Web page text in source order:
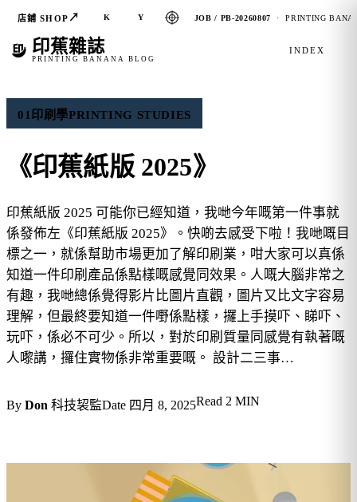
店鋪 SHOP ↗ K Y JOB / PB-20260807 · PRINTING
印蕉雜誌
PRINTING BANANA BLOG
INDEX
01 印刷學PRINTING STUDIES
《印蕉紙版 2025》
印蕉紙版 2025 可能你已經知道，我哋今年嘅第一件事就
係發佈左《印蕉紙版 2025》。快啲去感受下啦！我哋嘅目
標之一，就係幫助市場更加了解印刷業，咁大家可以真係
知道一件印刷產品係點樣嘅感覺同效果。人嘅大腦非常之
有趣，我哋總係覺得影片比圖片直觀，圖片又比文字容易
理解，但最終要知道一件嘢係點樣，攞上手摸吓、睇吓、
玩吓，係必不可少。所以，對於印刷質量同感覺有執著嘅
人嚟講，攞住實物係非常重要嘅。 設計二三事…
By Don 科技袃監Date 四月 8, 2025Read 2 MIN